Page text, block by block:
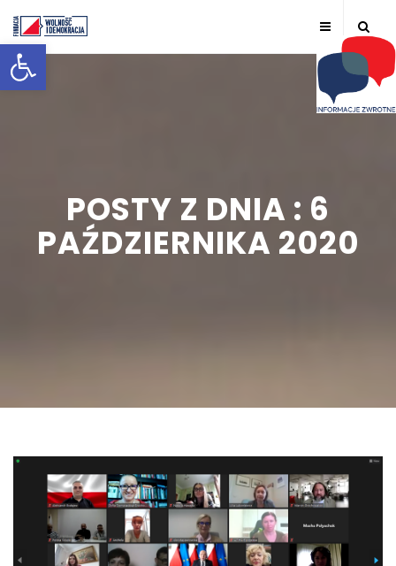
Otwórz pasek narzędzi
POSTY Z DNIA : 6
PAŹDZIERNIKA 2020